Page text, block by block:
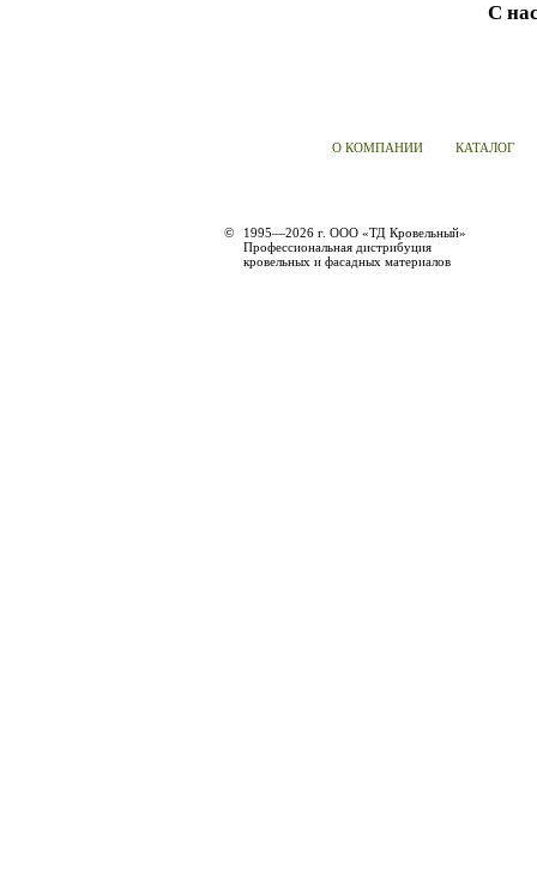
С
О КОМПАНИИ КАТАЛОГ
©
1995—2026 г. ООО «ТД Кровельный»
Профессиональная дистрибуция
кровельных и фасадных материалов